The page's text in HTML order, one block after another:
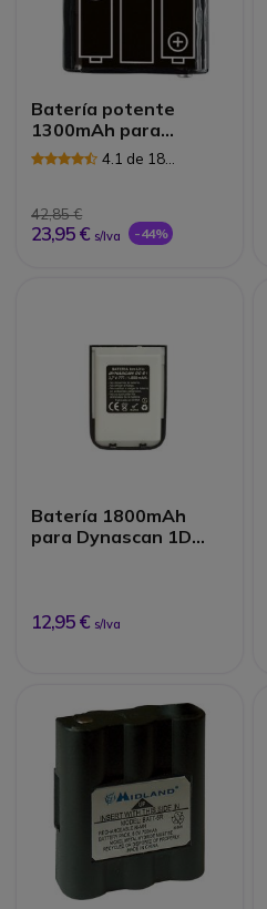
Batería potente
1300mAh para
Motorola T82 / T62
4.1 de 18
42,85 €
23,95 € s/Iva -44%
Batería 1800mAh
para Dynascan 1D
12,95 € s/Iva